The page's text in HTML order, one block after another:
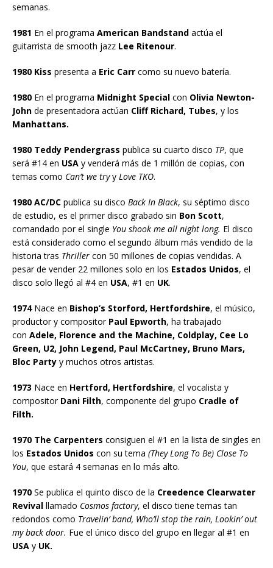
semanas.
1981 En el programa American Bandstand actúa el
guitarrista de smooth jazz Lee Ritenour.
1980 Kiss presenta a Eric Carr como su nuevo batería.
1980 En el programa Midnight Special con Olivia Newton-
John de presentadora actúan Cliff Richard, Tubes, y los
Manhattans.
1980 Teddy Pendergrass publica su cuarto disco TP, que
será #14 en USA y venderá más de 1 millón de copias, con
temas como Can’t we tryy Love TKO.
1980 AC/DC publica su disco Back In Black, su séptimo disco
de estudio, es el primer disco grabado sin Bon Scott,
comandado por el single You shook me all night long. El disco
está considerado como el segundo álbum más vendido de la
historia tras Thriller con 50 millones de copias vendidas. A
pesar de vender 22 millones solo en los Estados Unidos, el
disco solo llegó al #4 en USA, #1 en UK.
1974Nace en Bishop’s Storford, Hertfordshire, el músico,
productor y compositor Paul Epworth, ha trabajado
con Adele, Florence and the Machine, Coldplay, Cee Lo
Green, U2, John Legend, Paul McCartney, Bruno Mars,
Bloc Party y muchos otros artistas.
1973 Nace en Hertford, Hertfordshire, el vocalista y
compositor Dani Filth, componente del grupo Cradle of
Filth.
1970 The Carpenters consiguen el #1 en la lista de singles en
los Estados Unidos con su tema (They Long To Be) Close To
You, que estará 4 semanas en lo más alto.
1970 Se publica el quinto disco de la Creedence Clearwater
Revival llamado Cosmos factory, el disco tiene temas tan
redondos como Travelin’ band, Who’ll stop the rain, Lookin’ out
my back door. Fue el único disco del grupo en llegar al #1 en
USA y UK.